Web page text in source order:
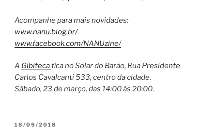
Acompanhe para mais novidades:
www.nanu.blog.br/
www.facebook.com/NANUzine/
A Gibitecafica no Solar do Barão, Rua Presidente
Carlos Cavalcanti 533, centro da cidade.
Sábado, 23 de março, das 14:00 às 20:00.
PUBLICADO
18/05/2018